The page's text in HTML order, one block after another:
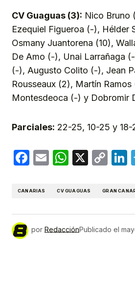
CV Guaguas (3): Nico Bruno
Ezequiel Figueroa (-), Hélder
Osmany Juantorena (10),
De Amo (-), Unai Larrañaga
(-), Augusto Colito (-), Jean
Rousseaux (2), Martín Ramos
Montesdeoca (-) y Dobromir
Parciales: 22-25, 10-25 y 18-
Facebook
Email X
CANARIAS CV GUAGUAS GRAN
por RedacciónPublicado el